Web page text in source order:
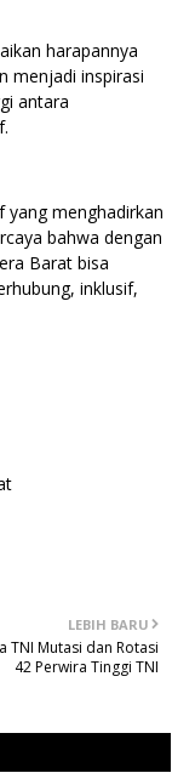
harapannya
menjadi inspirasi
antara
yang menghadirkan
bahwa dengan
Barat bisa
inklusif,
LEBIH BARU
TNI Mutasi dan Rotasi
42 Perwira Tinggi TNI